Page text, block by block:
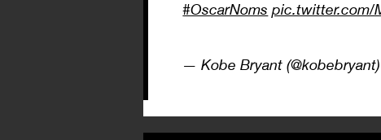
#OscarNoms pic.twitter.com/
— Kobe Bryant